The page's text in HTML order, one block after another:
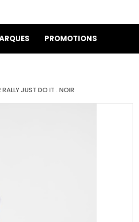
PROMOTIONS
JUST DO IT . NOIR